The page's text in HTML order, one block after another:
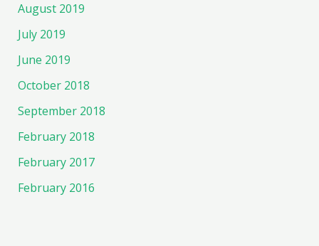
August 2019
July 2019
June 2019
October 2018
September 2018
February 2018
February 2017
February 2016